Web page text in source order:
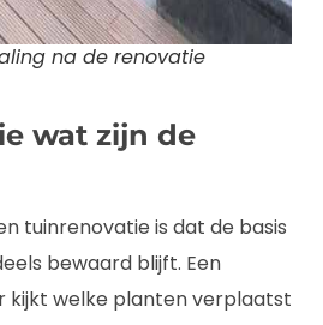
na de renovatie
wat zijn de
tuinrenovatie is dat de basis
bewaard blijft. Een
kijkt welke planten verplaatst